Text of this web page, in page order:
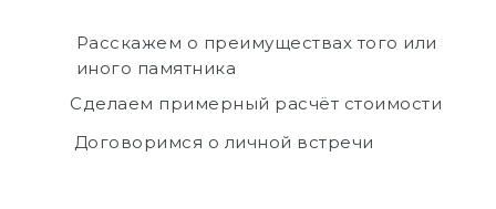
Расскажем о преимуществах того или
иного памятника
Сделаем примерный расчёт стоимости
Договоримся о личной встречи